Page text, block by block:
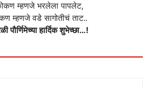
म्हणजे भरलेला पापलेट,
म्हणजे वडे सागोतीचं ताट..
पौर्णिमेच्या हार्दिक शुभेच्छा…!